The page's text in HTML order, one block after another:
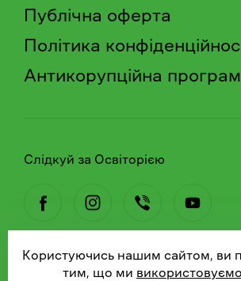
Публічна оферта
Політика
Антикорупційна
Слідкуй за Освіторією
© 2026 Освіторія
Користуючись нашим сайтом, ви
тим, що ми